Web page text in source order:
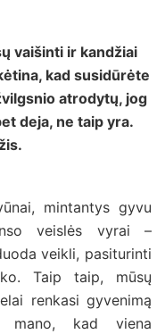
vaišinti ir kandžiai
kad susidūrėte
atrodytų, jog
deja, ne taip yra.
mintantys gyvu
veislės vyrai –
veikli, pasiturinti
Taip taip, mūsų
renkasi gyvenimą
mano, kad viena